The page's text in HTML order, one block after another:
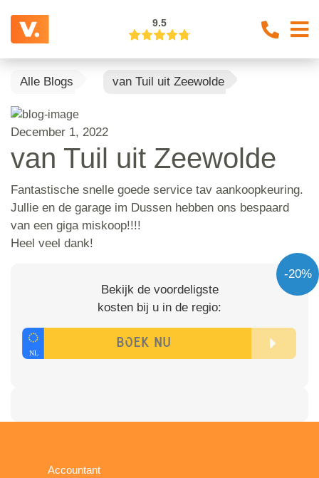
9.5
Alle Blogs van Tuil uit Zeewolde
December 1, 2022
van Tuil uit Zeewolde
Fantastische snelle goede service tav aankoopkeuring.
Jullie en de garage im Dussen hebben ons bespaard
van een giga miskoop!!!!
Heel veel dank!
-20%
Bekijk de voordeligste
kosten bij u in de regio:
Accountant